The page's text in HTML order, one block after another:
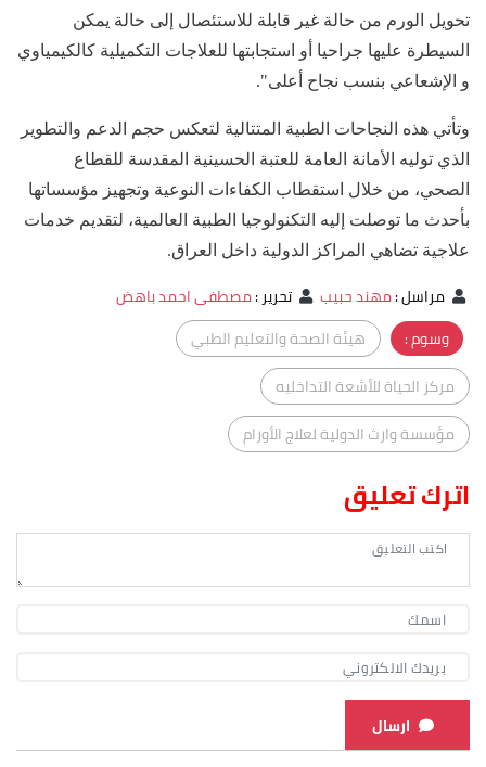
تحويل الورم من حالة غير قابلة للاستئصال إلى حالة يمكن
السيطرة عليها جراحيا أو استجابتها للعلاجات التكميلية كالكيمياوي
و الإشعاعي بنسب نجاح أعلى".
وتأتي هذه النجاحات الطبية المتتالية لتعكس حجم الدعم والتطوير
الذي توليه الأمانة العامة للعتبة الحسينية المقدسة للقطاع
الصحي، من خلال استقطاب الكفاءات النوعية وتجهيز مؤسساتها
بأحدث ما توصلت إليه التكنولوجيا الطبية العالمية، لتقديم خدمات
علاجية تضاهي المراكز الدولية داخل العراق.
مراسل:مهند حبيب تحرير:مصطفى احمد باهض
وسوم :
هيئة الصحة والتعليم الطبي
مركز الحياة للأشعة التداخليه
مؤسسة وارث الدولية لعلاج الأورام
اترك تعليق
ارسال